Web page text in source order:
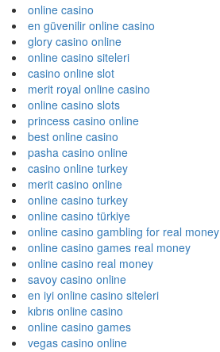
online casino
en güvenilir online casino
glory casino online
online casino siteleri
casino online slot
merit royal online casino
online casino slots
princess casino online
best online casino
pasha casino online
casino online turkey
merit casino online
online casino turkey
online casino türkiye
online casino gambling for real money
online casino games real money
online casino real money
savoy casino online
en iyi online casino siteleri
kıbrıs online casino
online casino games
vegas casino online